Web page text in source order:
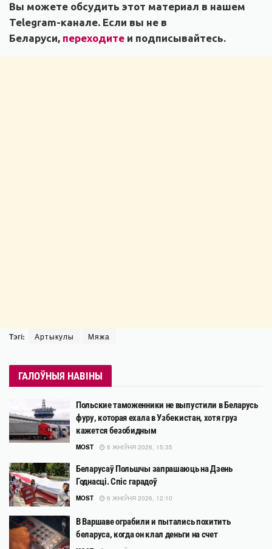
Вы можете обсудить этот материал в нашем
Telegram-канале. Если вы не в
Беларуси, переходите и подписывайтесь.
Тэгі: Артыкулы Мяжа
ГАЛОЎНЫЯ НАВІНЫ
Польские таможенники не выпустили в Беларусь
фуру, которая ехала в Узбекистан, хотя груз
кажется безобидным
MOST 6 ЖНІЎНЯ 2026, 15:35
Беларусаў Польшчы запрашаюць на Дзень
Годнасці. Спіс гарадоў
MOST 6 ЖНІЎНЯ 2026, 12:10
В Варшаве ограбили и пытались похитить
беларуса, когда он клал деньги на счет